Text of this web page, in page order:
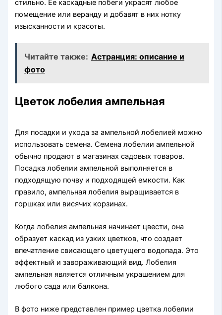
стильно. Ее каскадные побеги украсят любое
помещение или веранду и добавят в них нотку
изысканности и красоты.
Читайте также: Астранция: описание и
фото
Цветок лобелия ампельная
Для посадки и ухода за ампельной лобелией можно
использовать семена. Семена лобелии ампельной
обычно продают в магазинах садовых товаров.
Посадка лобелии ампельной выполняется в
подходящую почву и подходящей емкости. Как
правило, ампельная лобелия выращивается в
горшках или висячих корзинах.
Когда лобелия ампельная начинает цвести, она
образует каскад из узких цветков, что создает
впечатление свисающего цветущего водопада. Это
эффектный и завораживающий вид. Лобелия
ампельная является отличным украшением для
любого сада или балкона.
В фото ниже представлен пример цветка лобелии